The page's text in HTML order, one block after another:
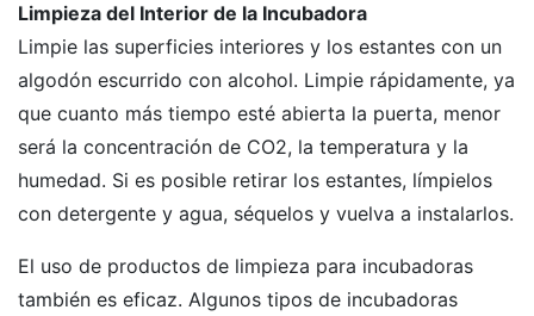
Limpieza del Interior de la Incubadora
Limpie las superficies interiores y los estantes con un
algodón escurrido con alcohol. Limpie rápidamente, ya
que cuanto más tiempo esté abierta la puerta, menor
será la concentración de CO2, la temperatura y la
humedad. Si es posible retirar los estantes, límpielos
con detergente y agua, séquelos y vuelva a instalarlos.
El uso de productos de limpieza para incubadoras
también es eficaz. Algunos tipos de incubadoras